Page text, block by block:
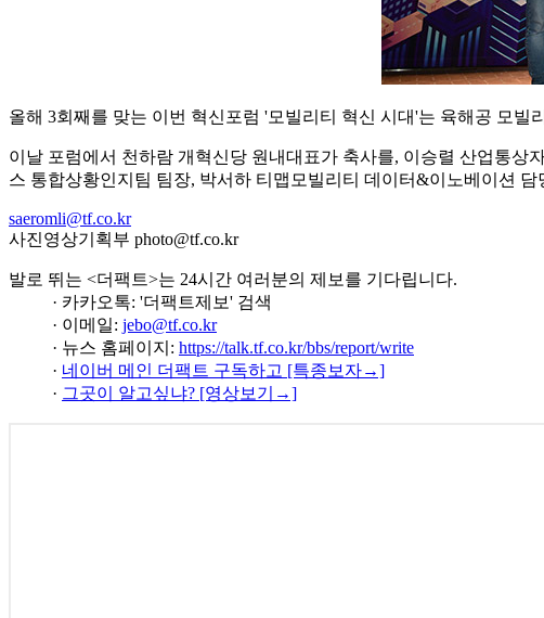
올해 3회째를 맞는 이번 혁신포럼 '모빌리티 혁신 시대'는 육해공 모
이날 포럼에서 천하람 개혁신당 원내대표가 축사를, 이승렬 산업통
스 통합상황인지팀 팀장, 박서하 티맵모빌리티 데이터&이노베이션 담
saeromli@tf.co.kr
사진영상기획부 photo@tf.co.kr
발로 뛰는 <더팩트>는 24시간 여러분의 제보를 기다립니다.
· 카카오톡: '더팩트제보' 검색
· 이메일: jebo@tf.co.kr
· 뉴스 홈페이지: https://talk.tf.co.kr/bbs/report/write
· 네이버 메인 더팩트 구독하고 [특종보자→]
· 그곳이 알고싶냐? [영상보기→]